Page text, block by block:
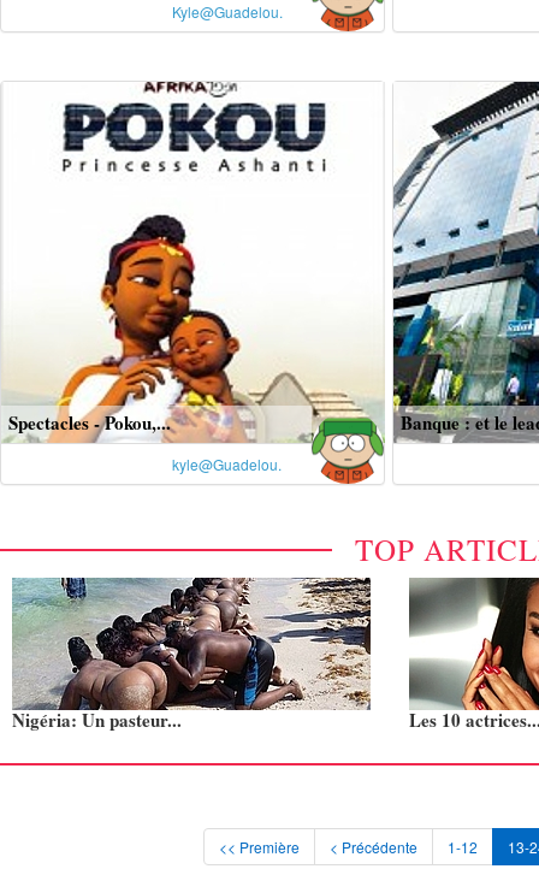
Kyle@Guadelou.
Spectacles - Pokou,...
kyle@Guadelou.
Banque : et le
TOP
Nigéria: Un pasteur... Les 10
<< Première < Précédente 1-12 13-